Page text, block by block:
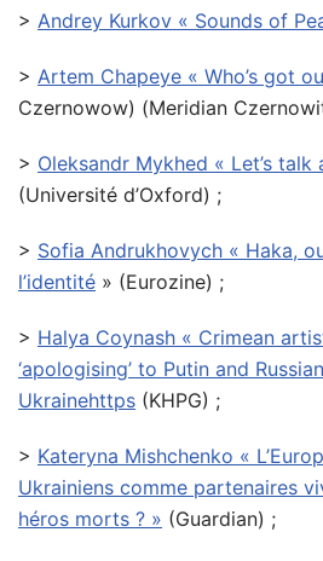
> Andrey Kurkov « Sounds of
> Artem Chapeye « Who’s got
Czernowow) (Meridian
> Oleksandr Mykhed « Let’s
(Université d’Oxford) ;
> Sofia Andrukhovych « Haka,
l’identité » (Eurozine) ;
> Halya Coynash « Crimean
‘apologising’ to Putin and
Ukrainehttps (KHPG) ;
> Kateryna Mishchenko «
Ukrainiens comme partenaires
héros morts ? » (Guardian) ;